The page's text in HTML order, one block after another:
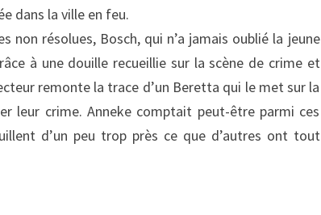
dans la ville en feu.
non résolues, Bosch, qui n’a jamais oublié la jeune
à une douille recueillie sur la scène de crime et
remonte la trace d’un Beretta qui le met sur la
leur crime. Anneke comptait peut-être parmi ces
d’un peu trop près ce que d’autres ont tout